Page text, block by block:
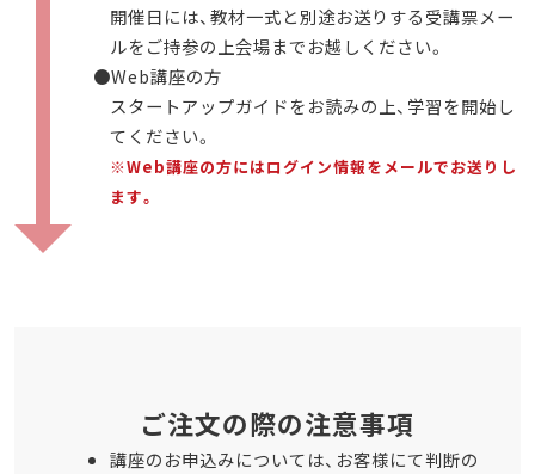
開催日には、教材一式と別途お送りする受講票メー
ルをご持参の上会場までお越しください。
●Web講座の方
スタートアップガイドをお読みの上、学習を開始し
てください。
※Web講座の方にはログイン情報をメールでお送りし
ます。
ご注文の際の注意事項
講座のお申込みについては、お客様にて判断の